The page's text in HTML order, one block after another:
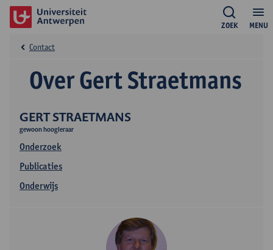
MENU
ZOEK
GERT STRAETMANS
gewoon hoogleraar
Onderzoek
Publicaties
Onderwijs
Over Gert Straetmans
Contact